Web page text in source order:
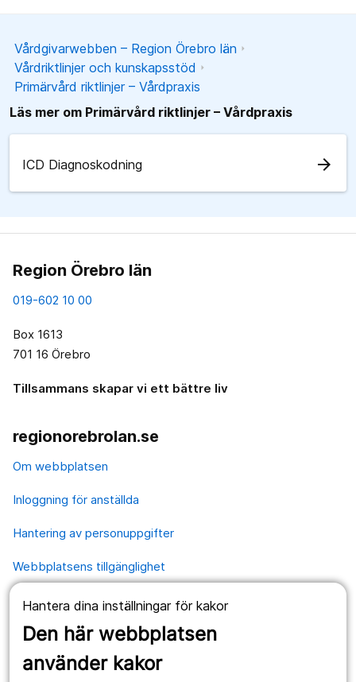
Hantera dina inställningar för kakor
Den här webbplatsen
använder kakor
Vårdgivarwebben – Region Örebro län
Vårdriktlinjer och kunskapsstöd
Primärvård riktlinjer – Vårdpraxis
Läs mer om Primärvård riktlinjer – Vårdpraxis
ICD Diagnoskodning arrow_forward
Region Örebro län
019-602 10 00
Box 1613
701 16 Örebro
Tillsammans skapar vi ett bättre liv
regionorebrolan.se
Om webbplatsen
Inloggning för anställda
Hantering av personuppgifter
Webbplatsens tillgänglighet
Våra webbplatser
1177.se